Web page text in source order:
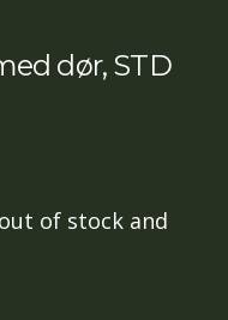
dør, STD
of stock and